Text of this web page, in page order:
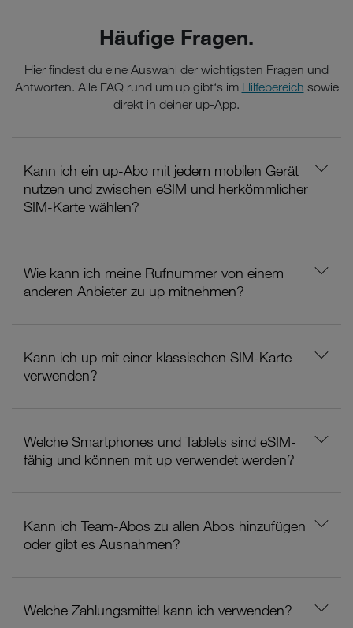
Häufige Fragen.
Hier findest du eine Auswahl der wichtigsten Fragen und
Antworten. Alle FAQ rund um up gibt‘s im Hilfebereich sowie
direkt in deiner up-App.
Kann ich ein up-Abo mit jedem mobilen Gerät
nutzen und zwischen eSIM und herkömmlicher
SIM-Karte wählen?
Wie kann ich meine Rufnummer von einem
anderen Anbieter zu up mitnehmen?
Kann ich up mit einer klassischen SIM-Karte
verwenden?
Welche Smartphones und Tablets sind eSIM-
fähig und können mit up verwendet werden?
Kann ich Team-Abos zu allen Abos hinzufügen
oder gibt es Ausnahmen?
Welche Zahlungsmittel kann ich verwenden?